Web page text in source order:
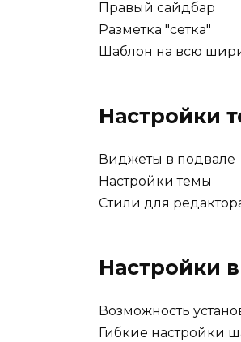
Правый сайдбар
Разметка "сетка"
Шаблон на всю
Настройки
Виджеты в подвале
Настройки темы
Стили для
Настройки
Возможность
Гибкие настройки